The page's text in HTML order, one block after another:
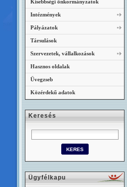
Kisebbségi önkormányzatok
Intézmények
Pályázatok
Társulások
Szervezetek, vállalkozások
Hasznos oldalak
Üvegzseb
Közérdekű adatok
Keresés
Ügyfélkapu